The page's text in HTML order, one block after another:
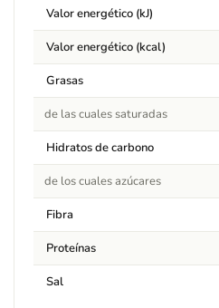
Valor energético (kJ)
Valor energético (kcal)
Grasas
de las cuales saturadas
Hidratos de carbono
de los cuales azúcares
Fibra
Proteínas
Sal